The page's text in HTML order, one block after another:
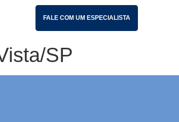
FALE COM UM ESPECIALISTA
SP